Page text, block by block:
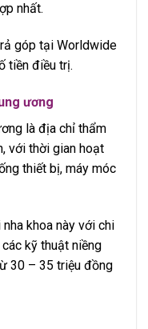
nhất.
góp tại Worldwide
tiền điều trị.
ương
là địa chỉ thẩm
với thời gian hoạt
thiết bị, máy móc
khoa này với chi
kỹ thuật niềng
30 – 35 triệu đồng